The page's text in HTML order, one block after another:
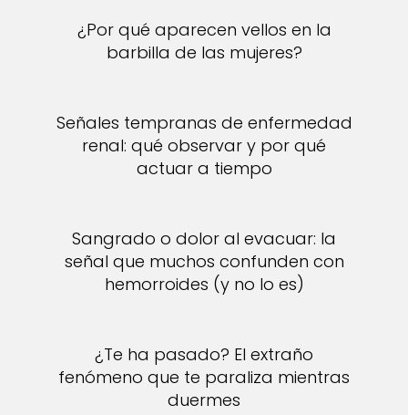
¿Por qué aparecen vellos en la
barbilla de las mujeres?
Señales tempranas de enfermedad
renal: qué observar y por qué
actuar a tiempo
Sangrado o dolor al evacuar: la
señal que muchos confunden con
hemorroides (y no lo es)
¿Te ha pasado? El extraño
fenómeno que te paraliza mientras
duermes